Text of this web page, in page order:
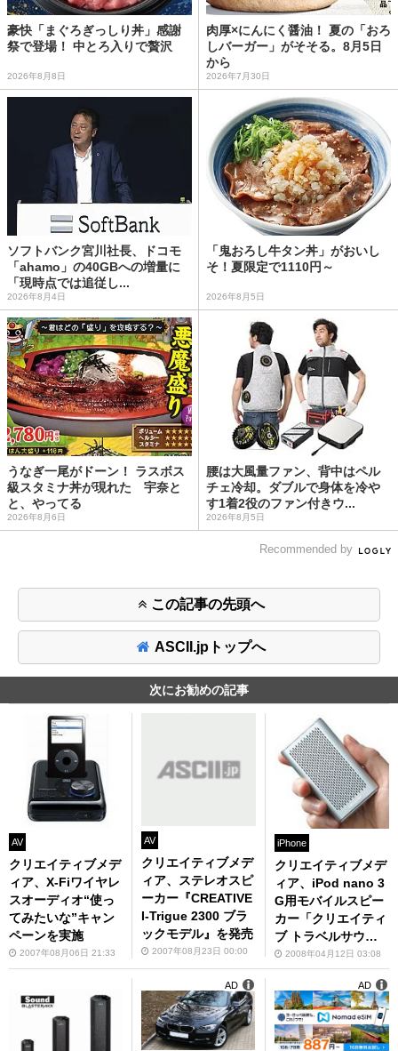
豪快「まぐろぎっしり丼」感謝
祭で登場！ 中とろ入りで贅沢
2026年8月8日
肉厚×にんにく醤油！ 夏の「おろ
しバーガー」がそそる。8月5日
から
2026年7月30日
ソフトバンク宮川社長、ドコモ
「ahamo」の40GBへの増量に
「現時点では追従し...
2026年8月4日
「鬼おろし牛タン丼」がおいし
そ！夏限定で1110円～
2026年8月5日
うなぎ一尾がドーン！ ラスボス
級スタミナ丼が現れた 宇奈と
と、やってる
2026年8月6日
腰は大風量ファン、背中はペル
チェ冷却。ダブルで身体を冷や
す1着2役のファン付きウ...
2026年8月5日
Recommended by
この記事の先頭へ
ASCII.jpトップへ
次にお勧めの記事
AV
クリエイティブメデ
ィア、X-Fiワイヤレ
スオーディオ“使っ
てみたいな”キャン
ペーンを実施
2007年08月06日 21:33
AV
クリエイティブメデ
ィア、ステレオスピ
ーカー『CREATIVE
I-Trigue 2300 ブラ
ックモデル』を発売
2007年08月23日 00:00
iPhone
クリエイティブメデ
ィア、iPod nano 3
G用モバイルスピー
カー「クリエイティ
ブ トラベルサウン
ド モデル アイ80」
を発表
2008年04月12日 03:08
AD AD